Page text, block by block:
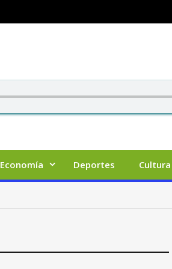
Economía Deportes Cultura